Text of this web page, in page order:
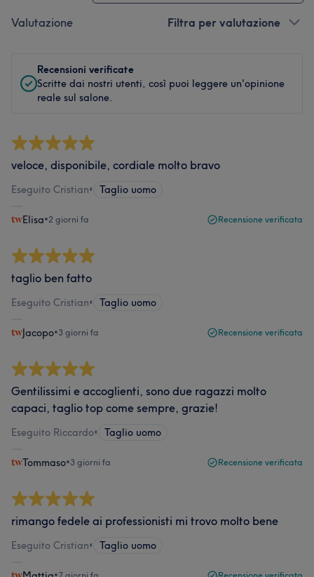
Valutazione Filtra per valutazione
Recensioni verificate
Scritte dai nostri utenti, così puoi leggere un'opinione
reale sul salone.
veloce, disponibile, cordiale molto bravo
Eseguito Cristian• Taglio uomo
Elisa•2 giorni fa Recensione verificata
taglio ben fatto
Eseguito Cristian• Taglio uomo
Jacopo•3 giorni fa Recensione verificata
Gentilissimi e accoglienti, sono due ragazzi molto
capaci, taglio top come sempre, grazie!
Eseguito Riccardo• Taglio uomo
Tommaso•3 giorni fa Recensione verificata
rimango fedele ai professionisti mi trovo molto bene
Eseguito Cristian• Taglio uomo